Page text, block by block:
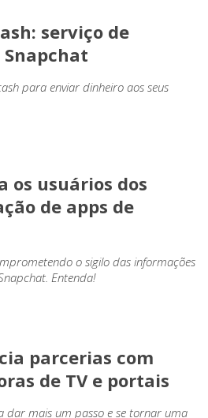
serviço de
para enviar dinheiro aos seus
os usuários dos
de apps de
o sigilo das informações
Entenda!
parcerias com
de TV e portais
dar mais um passo e se tornar uma